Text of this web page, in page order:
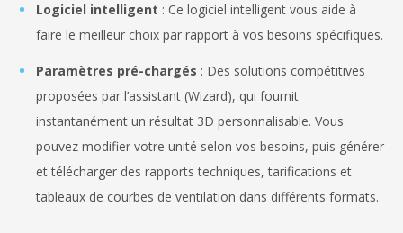
Logiciel intelligent : Ce logiciel intelligent vous aide à
faire le meilleur choix par rapport à vos besoins spécifiques.
Paramètres pré-chargés : Des solutions compétitives
proposées par l’assistant (Wizard), qui fournit
instantanément un résultat 3D personnalisable. Vous
pouvez modifier votre unité selon vos besoins, puis générer
et télécharger des rapports techniques, tarifications et
tableaux de courbes de ventilation dans différents formats.